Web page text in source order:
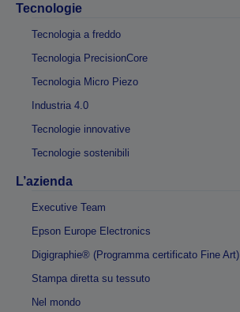
Tecnologie
Tecnologia a freddo
Tecnologia PrecisionCore
Tecnologia Micro Piezo
Industria 4.0
Tecnologie innovative
Tecnologie sostenibili
L’azienda
Executive Team
Epson Europe Electronics
Digigraphie® (Programma certificato Fine Art)
Stampa diretta su tessuto
Nel mondo